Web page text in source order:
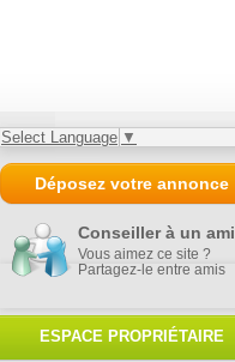
Select Language ▼
Déposez votre annonce
Conseiller à un ami
Vous aimez ce site ?
Partagez-le entre amis
ESPACE PROPRIÉTAIRE